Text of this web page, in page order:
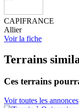
CAPIFRANCE
Allier
Voir la fiche
Terrains
Ces terrains
Voir toutes les annonces